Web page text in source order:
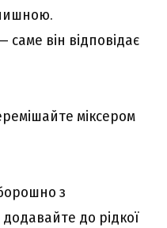
він відповідає
міксером
з
до рідкої